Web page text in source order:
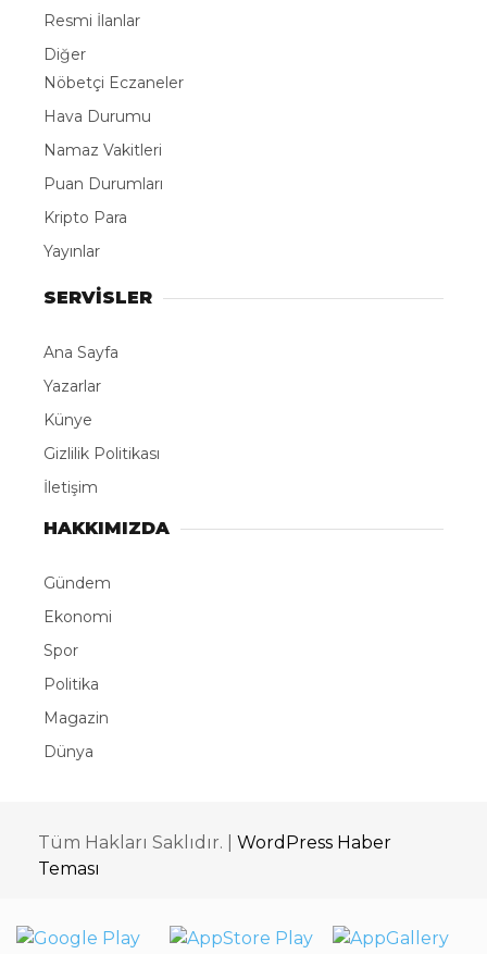
Resmi İlanlar
Diğer
Nöbetçi Eczaneler
Hava Durumu
Namaz Vakitleri
Puan Durumları
Kripto Para
Yayınlar
SERVİSLER
Ana Sayfa
Yazarlar
Künye
Gizlilik Politikası
İletişim
HAKKIMIZDA
Gündem
Ekonomi
Spor
Politika
Magazin
Dünya
Tüm Hakları Saklıdır. | WordPress Haber
Teması